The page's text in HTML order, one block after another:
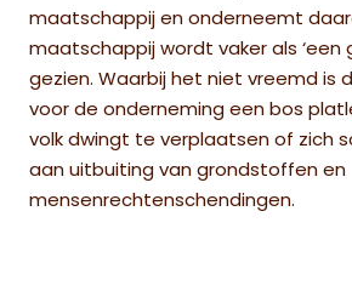
maatschappij en onderneemt
maatschappij wordt vaker als ‘een
gezien. Waarbij het niet vreemd is
voor de onderneming een bos
volk dwingt te verplaatsen of zich
aan uitbuiting van grondstoffen en
mensenrechtenschendingen.